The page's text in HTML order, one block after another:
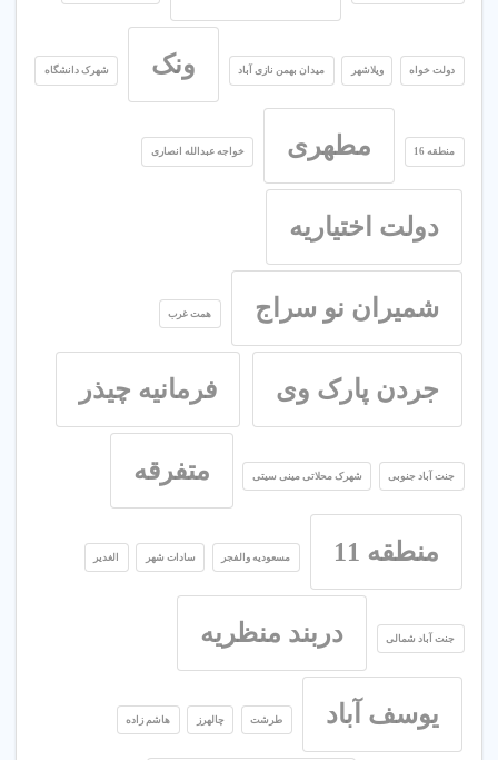
دولت خواه ویلاشهر میدان بهمن نازی آباد ونک شهرک دانشگاه
منطقه 16 مطهری خواجه عبدالله انصاری
دولت اختیاریه
شمیران نو سراج همت غرب
جردن پارک وی فرمانیه چیذر
جنت آباد جنوبی شهرک محلاتی مینی سیتی متفرقه
منطقه 11 مسعودیه والفجر سادات شهر الغدیر
جنت آباد شمالی دربند منظریه
یوسف آباد طرشت چالهرز هاشم زاده